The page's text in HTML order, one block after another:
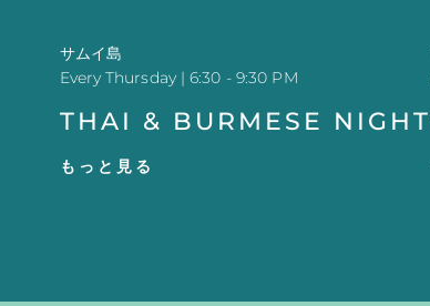
サムイ島
Every Thursday | 6:30 - 9:30 PM
THAI & BURMESE NIGHT
もっと見る